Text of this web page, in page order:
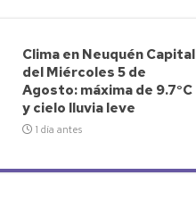
Clima en Neuquén Capital
del Miércoles 5 de
Agosto: máxima de 9.7°C
y cielo lluvia leve
1 día antes